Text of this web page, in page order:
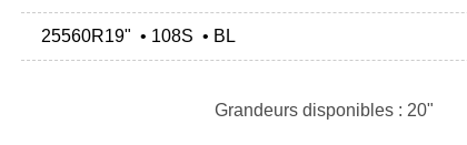
25560R19" • 108S • BL
Grandeurs disponibles : 20"